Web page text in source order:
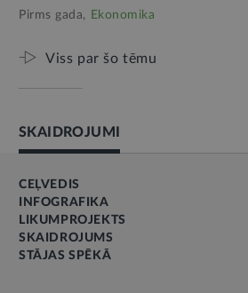
Pirms gada, Ekonomika
Viss par šo tēmu
SKAIDROJUMI
CEĻVEDIS
INFOGRAFIKA
LIKUMPROJEKTS
SKAIDROJUMS
STĀJAS SPĒKĀ